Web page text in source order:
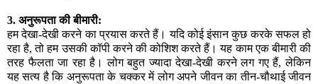
3. अनुरूपता की बीमारी:
हम देखा-देखी करने का प्रयास करते हैं। यदि कोई इंसान कुछ करके सफल हो
रहा है, तो हम उसकी कॉपी करने की कोशिश करते हैं। यह काम एक बीमारी की
तरह फैलता जा रहा है। लोग बहुत ज्यादा देखा-देखी करने लग गए हैं, लेकिन
यह सत्य है कि अनुरूपता के चक्कर में लोग अपने जीवन का तीन-चौथाई जीवन